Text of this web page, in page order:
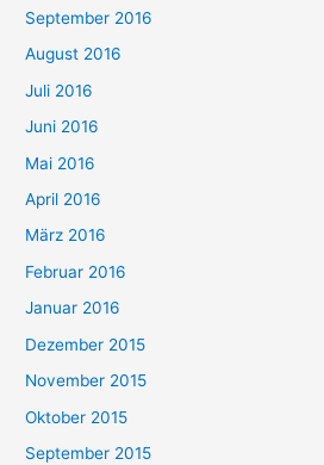
September 2016
August 2016
Juli 2016
Juni 2016
Mai 2016
April 2016
März 2016
Februar 2016
Januar 2016
Dezember 2015
November 2015
Oktober 2015
September 2015